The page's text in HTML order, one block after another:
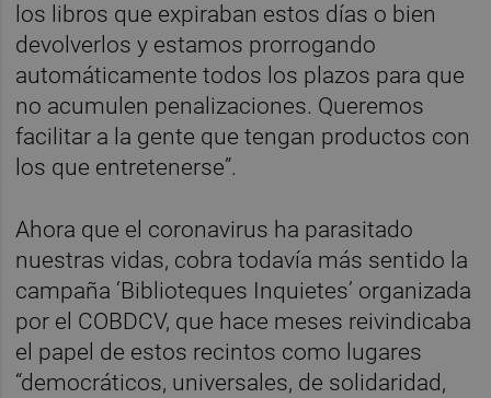
los libros que expiraban estos días o bien
devolverlos y estamos prorrogando
automáticamente todos los plazos para que
no acumulen penalizaciones. Queremos
facilitar a la gente que tengan productos con
los que entretenerse”.
Ahora que el coronavirus ha parasitado
nuestras vidas, cobra todavía más sentido la
campaña ‘Biblioteques Inquietes’ organizada
por el COBDCV, que hace meses reivindicaba
el papel de estos recintos como lugares
“democráticos, universales, de solidaridad,